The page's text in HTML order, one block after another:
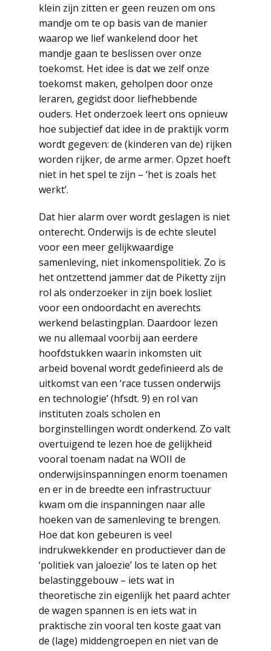
klein zijn zitten er geen reuzen om ons
mandje om te op basis van de manier
waarop we lief wankelend door het
mandje gaan te beslissen over onze
toekomst. Het idee is dat we zelf onze
toekomst maken, geholpen door onze
leraren, gegidst door liefhebbende
ouders. Het onderzoek leert ons opnieuw
hoe subjectief dat idee in de praktijk vorm
wordt gegeven: de (kinderen van de) rijken
worden rijker, de arme armer. Opzet hoeft
niet in het spel te zijn – ‘het is zoals het
werkt’.
Dat hier alarm over wordt geslagen is niet
onterecht. Onderwijs is de echte sleutel
voor een meer gelijkwaardige
samenleving, niet inkomenspolitiek. Zo is
het ontzettend jammer dat de Piketty zijn
rol als onderzoeker in zijn boek losliet
voor een ondoordacht en averechts
werkend belastingplan. Daardoor lezen
we nu allemaal voorbij aan eerdere
hoofdstukken waarin inkomsten uit
arbeid bovenal wordt gedefinieerd als de
uitkomst van een ‘race tussen onderwijs
en technologie’ (hfsdt. 9) en rol van
instituten zoals scholen en
borginstellingen wordt onderkend. Zo valt
overtuigend te lezen hoe de gelijkheid
vooral toenam nadat na WOII de
onderwijsinspanningen enorm toenamen
en er in de breedte een infrastructuur
kwam om die inspanningen naar alle
hoeken van de samenleving te brengen.
Hoe dat kon gebeuren is veel
indrukwekkender en productiever dan de
‘politiek van jaloezie’ los te laten op het
belastinggebouw – iets wat in
theoretische zin eigenlijk het paard achter
de wagen spannen is en iets wat in
praktische zin vooral ten koste gaat van
de (lage) middengroepen en niet van de